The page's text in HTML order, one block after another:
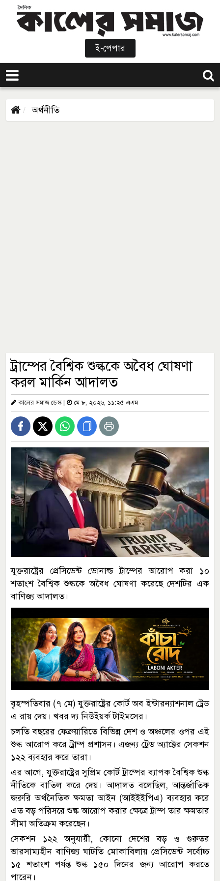
ই-পেপার
অর্থনীতি
ট্রাম্পের বৈশ্বিক শুল্ককে অবৈধ ঘোষণা
করল মার্কিন আদালত
কালের সমাজ ডেস্ক| মে ৮, ২০২৬, ১১:২৫ এএম
যুক্তরাষ্ট্রের প্রেসিডেন্ট ডোনাল্ড ট্রাম্পের আরোপ করা ১০
শতাংশ বৈশ্বিক শুল্ককে অবৈধ ঘোষণা করেছে দেশটির এক
বাণিজ্য আদালত।
বৃহস্পতিবার (৭ মে) যুক্তরাষ্ট্রের কোর্ট অব ইন্টারন্যাশনাল ট্রেড
এ রায় দেয়। খবর দ্য নিউইয়র্ক টাইমসের।
চলতি বছরের ফেব্রুয়ারিতে বিভিন্ন দেশ ও অঞ্চলের ওপর এই
শুল্ক আরোপ করে ট্রাম্প প্রশাসন। এজন্য ট্রেড অ্যাক্টের সেকশন
১২২ ব্যবহার করে তারা।
এর আগে, যুক্তরাষ্ট্রের সুপ্রিম কোর্ট ট্রাম্পের ব্যাপক বৈশ্বিক শুল্ক
নীতিকে বাতিল করে দেয়। আদালত বলেছিল, আন্তর্জাতিক
জরুরি অর্থনৈতিক ক্ষমতা আইন (আইইইপিএ) ব্যবহার করে
এত বড় পরিসরে শুল্ক আরোপ করার ক্ষেত্রে ট্রাম্প তার ক্ষমতার
সীমা অতিক্রম করেছেন।
সেকশন ১২২ অনুযায়ী, কোনো দেশের বড় ও গুরুতর
ভারসাম্যহীন বাণিজ্য ঘাটতি মোকাবিলায় প্রেসিডেন্ট সর্বোচ্চ
১৫ শতাংশ পর্যন্ত শুল্ক ১৫০ দিনের জন্য আরোপ করতে
পারেন।